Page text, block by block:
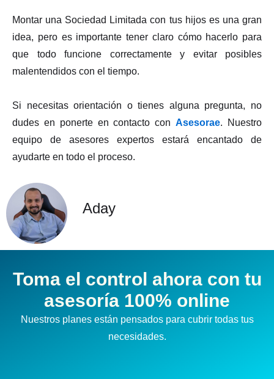
Montar una Sociedad Limitada con tus hijos es una gran
idea, pero es importante tener claro cómo hacerlo para
que todo funcione correctamente y evitar posibles
malentendidos con el tiempo.
Si necesitas orientación o tienes alguna pregunta, no
dudes en ponerte en contacto conAsesorae. Nuestro
equipo de asesores expertos estará encantado de
ayudarte en todo el proceso.
Aday
Toma el control ahora con tu
asesoría 100% online
Nuestros planes están pensados para cubrir todas tus
necesidades.